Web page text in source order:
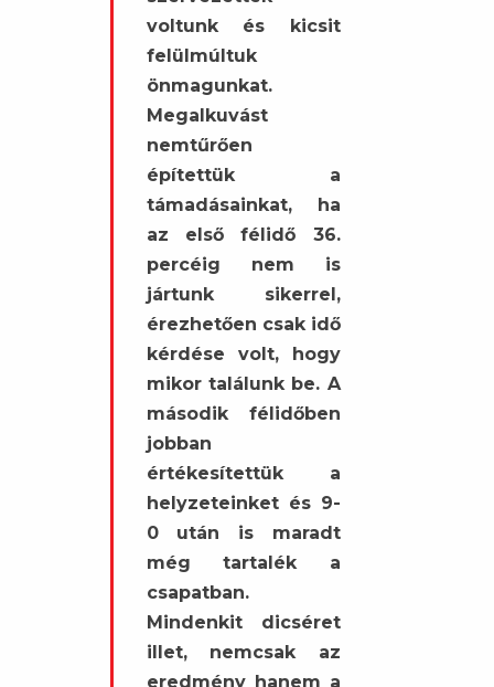
voltunk és kicsit
felülmúltuk
önmagunkat.
Megalkuvást
nemtűrően
építettük a
támadásainkat, ha
az első félidő 36.
percéig nem is
jártunk sikerrel,
érezhetően csak idő
kérdése volt, hogy
mikor találunk be. A
második félidőben
jobban
értékesítettük a
helyzeteinket és 9-
0 után is maradt
még tartalék a
csapatban.
Mindenkit dicséret
illet, nemcsak az
eredmény hanem a